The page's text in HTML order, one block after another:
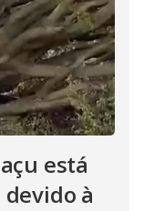
está
à